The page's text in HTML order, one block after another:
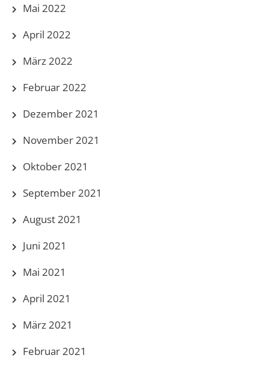
Mai 2022
April 2022
März 2022
Februar 2022
Dezember 2021
November 2021
Oktober 2021
September 2021
August 2021
Juni 2021
Mai 2021
April 2021
März 2021
Februar 2021